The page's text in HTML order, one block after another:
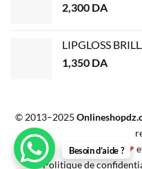
2,300 DA
LIPGLOSS
1,350 DA
© 2013–2025
Créé avec ❤
Politique de
Besoin d’aide ?